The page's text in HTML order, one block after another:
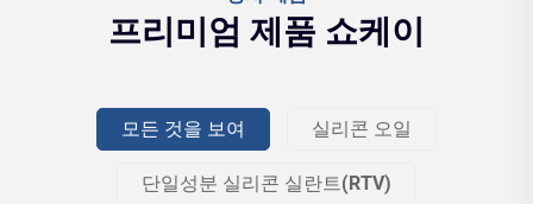
프리미엄 제품 쇼케이
모든 것을 보여 실리콘 오일
단일성분 실리콘 실란트(RTV)